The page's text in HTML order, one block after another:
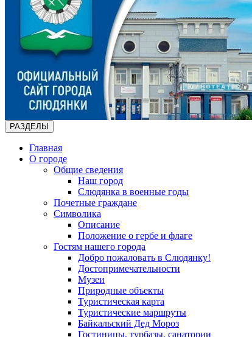
РАЗДЕЛЫ
Главная
О городе
Общие сведения
Наш город
Слюдянка в военные годы
Почетные граждане
Символика
Описание
Положение о гербе и флаге
Гостям нашего города
Добро пожаловать в Слюдянку!
Достопримечательности
Музеи
Природные объекты
Туристическая карта
Туристические маршруты
Байкальский Дед Мороз
Гостиницы, турбазы, санатории